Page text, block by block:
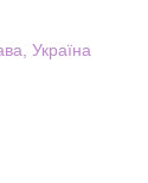
Україна